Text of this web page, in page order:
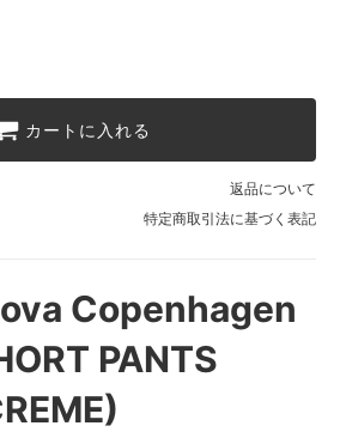
カートに入れる
返品について
特定商取引法に基づく表記
Copenhagen
PANTS